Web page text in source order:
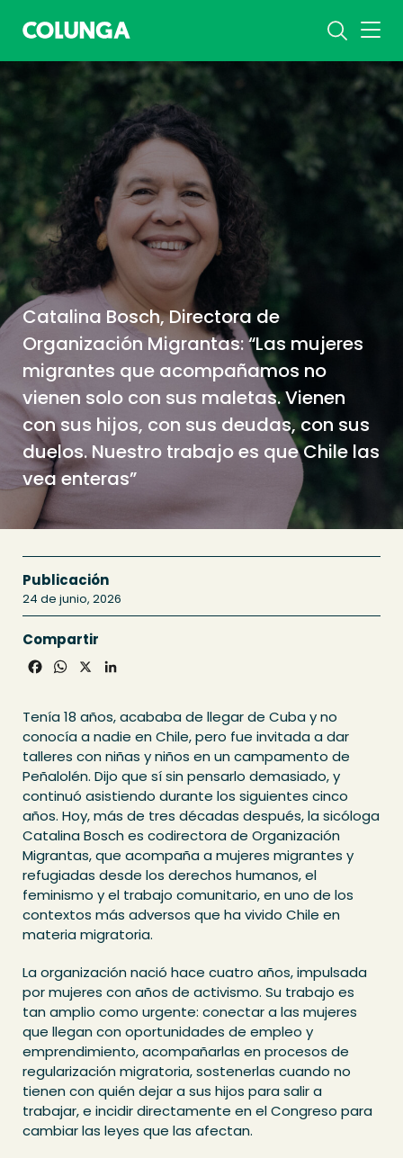
Catalina Bosch, Directora de
Organización Migrantas: “Las mujeres
migrantes que acompañamos no
vienen solo con sus maletas. Vienen
con sus hijos, con sus deudas, con sus
duelos. Nuestro trabajo es que Chile las
vea enteras”
Publicación
24 de junio, 2026
Compartir
Facebook
WhatsApp
Tenía 18 años, acababa de llegar de Cuba y no
conocía a nadie en Chile, pero fue invitada a dar
talleres con niñas y niños en un campamento de
Peñalolén. Dijo que sí sin pensarlo demasiado, y
continuó asistiendo durante los siguientes cinco
años. Hoy, más de tres décadas después, la sicóloga
Catalina Bosch es codirectora de Organización
Migrantas, que acompaña a mujeres migrantes y
refugiadas desde los derechos humanos, el
feminismo y el trabajo comunitario, en uno de los
contextos más adversos que ha vivido Chile en
materia migratoria.
La organización nació hace cuatro años, impulsada
por mujeres con años de activismo. Su trabajo es
tan amplio como urgente: conectar a las mujeres
que llegan con oportunidades de empleo y
emprendimiento, acompañarlas en procesos de
regularización migratoria, sostenerlas cuando no
tienen con quién dejar a sus hijos para salir a
trabajar, e incidir directamente en el Congreso para
cambiar las leyes que las afectan.